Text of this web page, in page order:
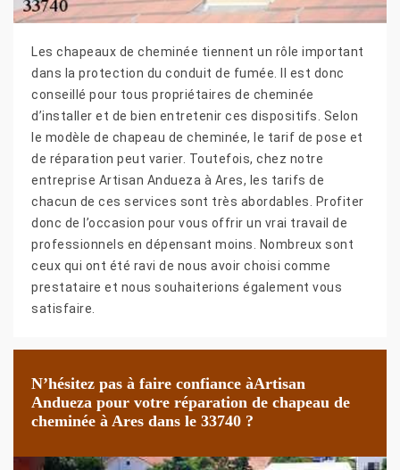
Les chapeaux de cheminée tiennent un rôle important
dans la protection du conduit de fumée. Il est donc
conseillé pour tous propriétaires de cheminée
d’installer et de bien entretenir ces dispositifs. Selon
le modèle de chapeau de cheminée, le tarif de pose et
de réparation peut varier. Toutefois, chez notre
entreprise Artisan Andueza à Ares, les tarifs de
chacun de ces services sont très abordables. Profiter
donc de l’occasion pour vous offrir un vrai travail de
professionnels en dépensant moins. Nombreux sont
ceux qui ont été ravi de nous avoir choisi comme
prestataire et nous souhaiterions également vous
satisfaire.
N’hésitez pas à faire confiance àArtisan
Andueza pour votre réparation de chapeau de
cheminée à Ares dans le 33740 ?